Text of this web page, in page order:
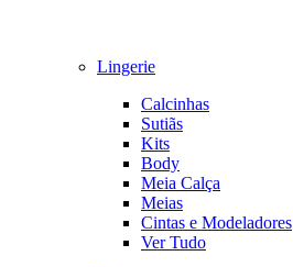
Lingerie
Calcinhas
Sutiãs
Kits
Body
Meia Calça
Meias
Cintas e Modeladores
Ver Tudo